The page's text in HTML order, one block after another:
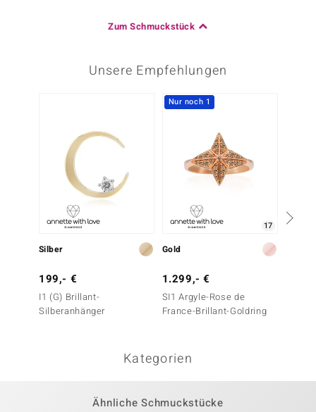
Zum Schmuckstück
Unsere Empfehlungen
Silber
199,- €
I1 (G) Brillant-
Silberanhänger
Nur noch 1
17
Gold
1.299,- €
SI1 Argyle-Rose de
France-Brillant-Goldring
Kategorien
Ähnliche Schmuckstücke